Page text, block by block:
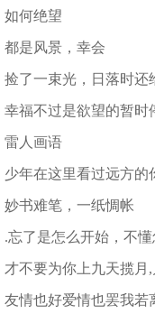
如何绝望
都是风景，幸会
捡了一束光，日落时还
幸福不过是欲望的暂时
雷人画语
少年在这里看过远方的
妙书难笔，一纸惆帐
.忘了是怎么开始，不
才不要为你上九天揽月
友情也好爱情也罢我若